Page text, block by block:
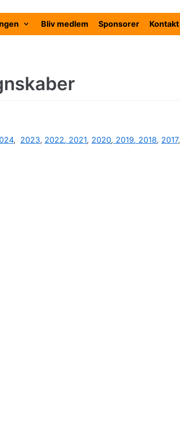
Bliv medlem Sponsorer Kontakt
, 2023, 2022, 2021, 2020, 2019, 2018, 2017,